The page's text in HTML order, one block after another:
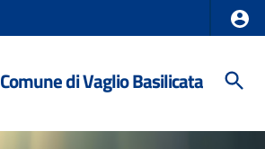
Comune di Vaglio Basilicata